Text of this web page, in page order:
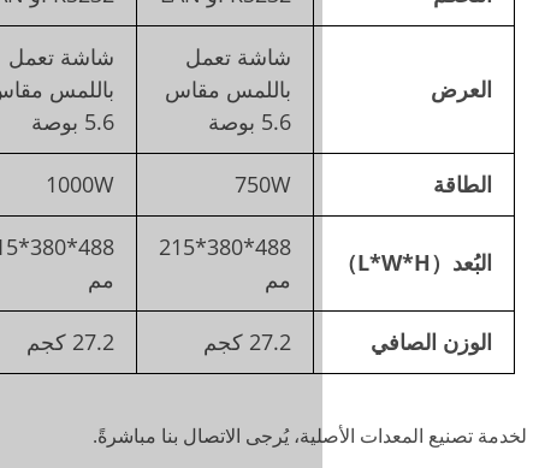
باللمس مقاس
شاشة تعمل
باللمس مقاس
شاشة تعمل
باللمس مقاس
750W
1000W
1500W
488*380*215
مم
488*380*215
610*460*275
27.2 كجم 27.2 كجم
يُرجى الاتصال بنا مباشرةً.